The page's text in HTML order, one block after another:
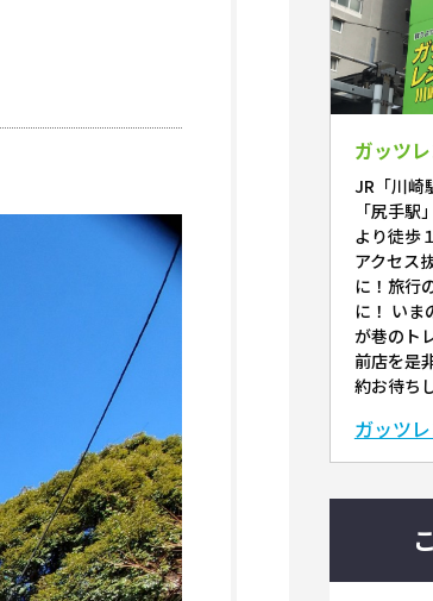
ガッツ
JR「川崎
「尻手駅
より徒歩
アクセス
に！旅行
に！ いま
が巷のト
前店を是
約お待ち
ガッツ